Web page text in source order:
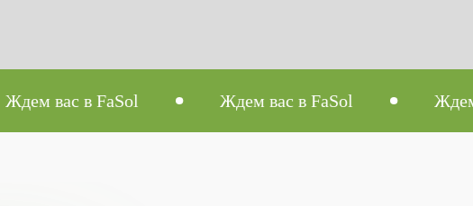
FaSol Ждем вас в FaSol Ждем вас в